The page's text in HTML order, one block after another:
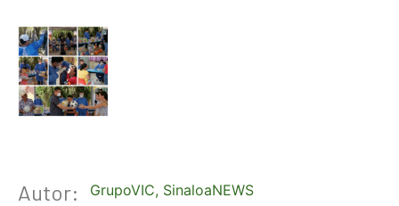
Autor: GrupoVIC, SinaloaNEWS